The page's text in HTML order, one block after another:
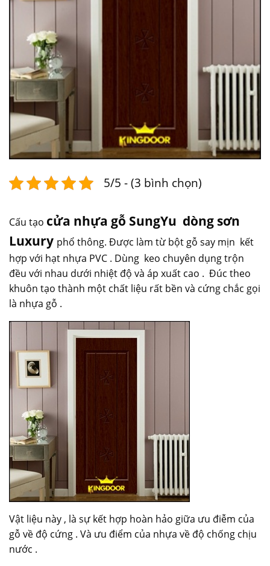
5/5 - (3 bình chọn)
Cấu tạo cửa nhựa gỗ SungYu dòng sơn
Luxury phổ thông. Được làm từ bột gỗ say mịn kết
hợp với hạt nhựa PVC . Dùng keo chuyên dụng trộn
đều với nhau dưới nhiệt độ và áp xuất cao . Đúc theo
khuôn tạo thành một chất liệu rất bền và cứng chắc gọi
là nhựa gỗ .
Vật liệu này , là sự kết hợp hoàn hảo giữa ưu điễm của
gỗ về độ cứng . Và ưu điểm của nhựa về độ chống chịu
nước .